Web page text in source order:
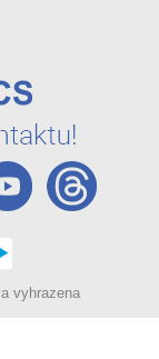
vyhrazena